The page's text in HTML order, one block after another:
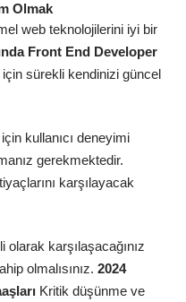
Olmak
web teknolojilerini iyi bir
Front End Developer
sürekli kendinizi güncel
kullanıcı deneyimi
gerekmektedir.
karşılayacak
karşılaşacağınız
olmalısınız. 2024
Kritik düşünme ve